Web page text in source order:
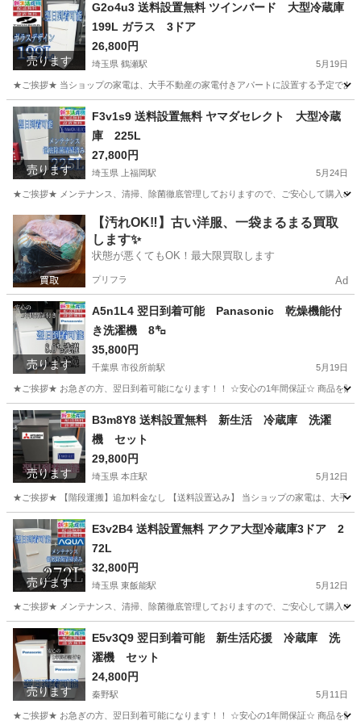
売ります
G2o4u3 送料設置無料 ツインバード 大型冷蔵庫
199L ガラス 3ドア
26,800円
埼玉県 鶴瀬駅 5月19日
★ご挨拶★ 当ショップの家電は、大手不動産の家電付きアパートに設置する予定で
埼玉 富士見市 鶴瀬駅 生活家電
売ります
F3v1s9 送料設置無料 ヤマダセレクト 大型冷蔵
庫 225L
27,800円
埼玉県 上福岡駅 5月24日
★ご挨拶★ メンテナンス、清掃、除菌徹底管理しておりますので、ご安心して購入の
埼玉 ふじみ野市 上福岡駅 生活家電 ヤマダ
【汚れOK‼️】古い洋服、一袋まるまる買取
します✨
状態が悪くてもOK！最大限買取します
プリフラ Ad
売ります
A5n1L4 翌日到着可能 Panasonic 乾燥機能付
き洗濯機 8㌔
35,800円
千葉県 市役所前駅 5月19日
★ご挨拶★ お急ぎの方、翌日到着可能になります！！ ☆安心の1年間保証☆ 商品を販
千葉 千葉市 市役所前駅 生活家電 ショップ
売ります
B3m8Y8 送料設置無料 新生活 冷蔵庫 洗濯
機 セット
29,800円
埼玉県 本庄駅 5月12日
★ご挨拶★ 【階段運搬】追加料金なし 【送料設置込み】 当ショップの家電は、大手
埼玉 本庄市 生活家電
売ります
E3v2B4 送料設置無料 アクア大型冷蔵庫3ドア 2
72L
32,800円
埼玉県 東飯能駅 5月12日
★ご挨拶★ メンテナンス、清掃、除菌徹底管理しておりますので、ご安心して購入の
埼玉 飯能市 生活家電 地域
売ります
E5v3Q9 翌日到着可能 新生活応援 冷蔵庫 洗
濯機 セット
24,800円
秦野駅 5月11日
★ご挨拶★ お急ぎの方、翌日到着可能になります！！ ☆安心の1年間保証☆ 商品を販